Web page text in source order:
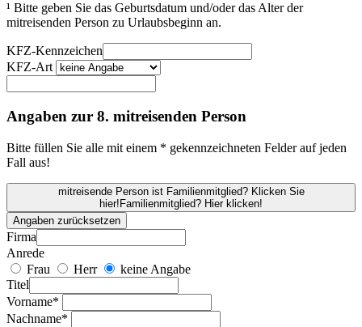
¹ Bitte geben Sie das Geburtsdatum und/oder das Alter der
mitreisenden Person zu Urlaubsbeginn an.
KFZ-Kennzeichen
KFZ-Art
Angaben zur 8. mitreisenden Person
Bitte füllen Sie alle mit einem * gekennzeichneten Felder auf jeden
Fall aus!
mitreisende Person ist Familienmitglied? Klicken Sie
hier!Familienmitglied? Hier klicken!
Angaben zurücksetzen
Firma
Anrede
Frau
Herr
keine Angabe
Titel
Vorname*
Nachname*